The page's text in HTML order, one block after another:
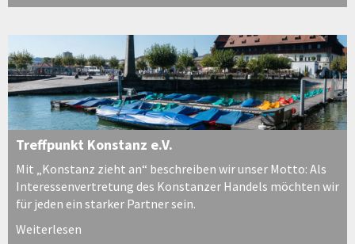
Treffpunkt Konstanz e.V.
Mit „Konstanz zieht an“ beschreiben wir unser Motto: Als
Interessenvertretung des Konstanzer Handels möchten wir
für jeden ein starker Partner sein.
Weiterlesen